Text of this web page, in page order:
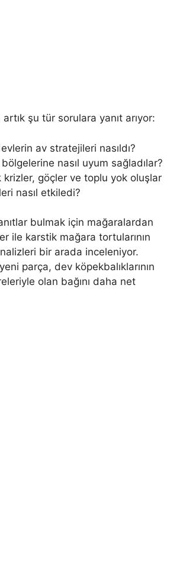
artık şu tür sorulara yanıt arıyor:
av stratejileri nasıldı?
bölgelerine nasıl uyum sağladılar?
krizler, göçler ve toplu yok oluşlar
nasıl etkiledi?
bulmak için mağaralardan
ile karstik mağara tortularının
bir arada inceleniyor.
parça, dev köpekbalıklarının
olan bağını daha net